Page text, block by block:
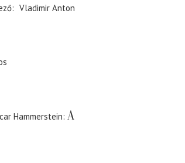
Vladimir Anton
Hammerstein A